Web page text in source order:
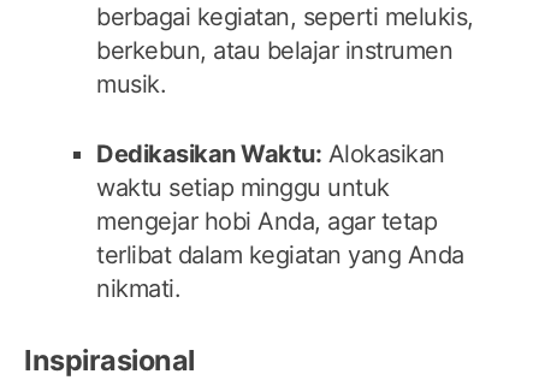
berbagai kegiatan, seperti melukis,
berkebun, atau belajar instrumen
musik.
Dedikasikan Waktu: Alokasikan
waktu setiap minggu untuk
mengejar hobi Anda, agar tetap
terlibat dalam kegiatan yang Anda
nikmati.
Inspirasional